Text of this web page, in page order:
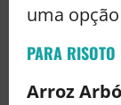
uma
PARA RISOTO
Arroz